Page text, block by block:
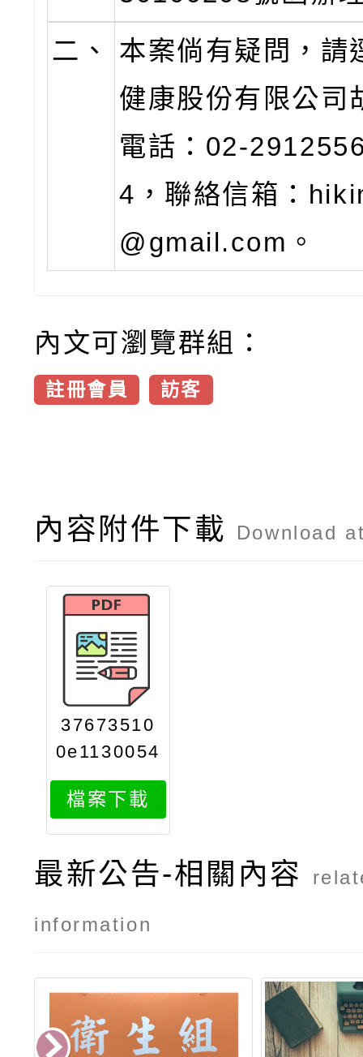
二、
本案倘有疑問，請
健康股份有限公司
電話：02-
4，聯絡信箱：
@gmail.com。
內文可瀏覽群組：
註冊會員 訪客
內容附件下載 Download
37673510
0e1130054
265attach
1
檔案下載
最新公告-相關內容
information